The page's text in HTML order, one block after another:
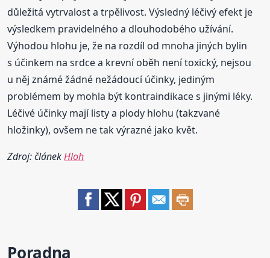
důležitá vytrvalost a trpělivost. Výsledný léčivý efekt je
výsledkem pravidelného a dlouhodobého užívání.
Výhodou hlohu je, že na rozdíl od mnoha jiných bylin
s účinkem na srdce a krevní oběh není toxický, nejsou
u něj známé žádné nežádoucí účinky, jediným
problémem by mohla být kontraindikace s jinými léky.
Léčivé účinky mají listy a plody hlohu (takzvané
hložinky), ovšem ne tak výrazné jako květ.
Zdroj: článekHloh
Poradna